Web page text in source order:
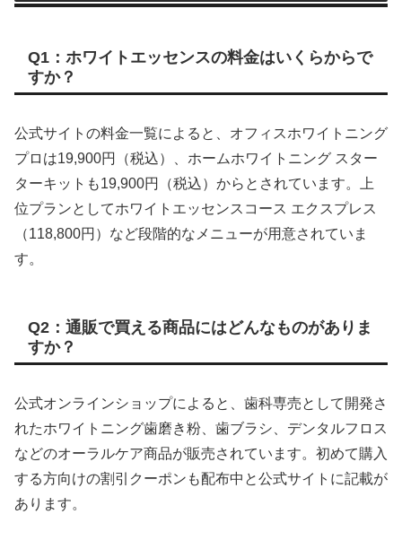
Q1：ホワイトエッセンスの料金はいくらからで
すか？
公式サイトの料金一覧によると、オフィスホワイトニング
プロは19,900円（税込）、ホームホワイトニング スター
ターキットも19,900円（税込）からとされています。上
位プランとしてホワイトエッセンスコース エクスプレス
（118,800円）など段階的なメニューが用意されていま
す。
Q2：通販で買える商品にはどんなものがありま
すか？
公式オンラインショップによると、歯科専売として開発さ
れたホワイトニング歯磨き粉、歯ブラシ、デンタルフロス
などのオーラルケア商品が販売されています。初めて購入
する方向けの割引クーポンも配布中と公式サイトに記載が
あります。